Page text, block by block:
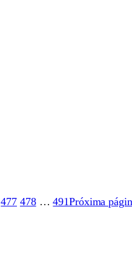
477 478 … 491Próxima